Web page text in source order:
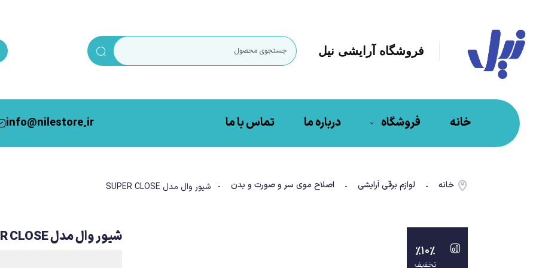
فروشگاه آرایشی نیل
خانه فروشگاه درباره ما تماس با ما info@nilestore.ir
خانه - لوازم برقی آرایشی - اصلاح موی سر و صورت و بدن - شیور وال مدل SUPER CLOSE
%10%
تخفیف
شیور وال مدل SUPER CLOSE